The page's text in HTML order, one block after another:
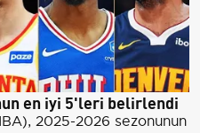
en iyi 5'leri belirlendi
2025-2026 sezonunun